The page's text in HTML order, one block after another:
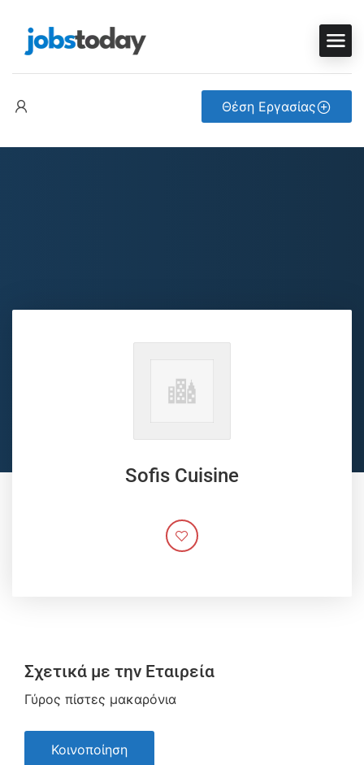
Θέση Εργασίας
Sofis Cuisine
Σχετικά με την Εταιρεία
Γύρος πίστες μακαρόνια
Κοινοποίηση